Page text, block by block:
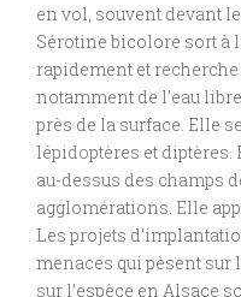
en vol, souvent devant
Sérotine bicolore sort à
rapidement et
notamment de l’eau
près de la surface. Elle
lépidoptères et diptères.
au-dessus des champs
agglomérations. Elle
Les projets
menaces qui pèsent sur
sur l’espèce en Alsace